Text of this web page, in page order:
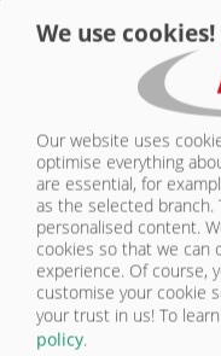
niektórych przypadkach
usuwanie plików cookie
wyłączysz pliki cookie,
Zawarliśmy odpowiednią
rozporządzenia o ochronie
przetwarzania lub zgodnie
UE. Cloudflare zbiera dane
Należą do nich: nazwa
godzina dostępu, ilość
pomyślnym dostępie, typ i
użytkownika, adres URL
strona), adres IP i
We use cookies!
Our website uses
optimise everything
are essential, for
as the selected branch.
personalised content.
cookies so that we can
experience. Of course,
customise your cookie
your trust in us! To
policy.